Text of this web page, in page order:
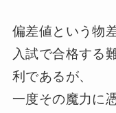
偏差値という物
入試で合格する
利であるが、
一度その魔力に